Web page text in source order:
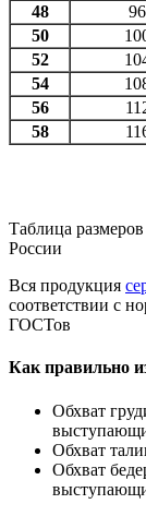
48
96
50
52
54
56
58
Таблица размеров
России
Вся продукция
соответствии с
ГОСТов
Как правильно
Обхват
Обхват
Обхват